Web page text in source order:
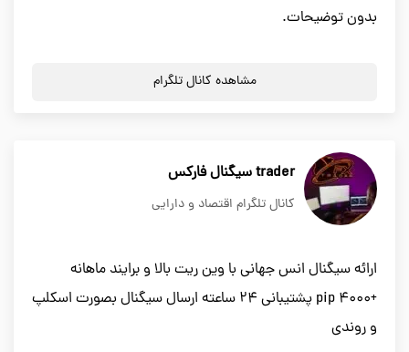
بدون توضیحات.
مشاهده کانال تلگرام
trader سیگنال فارکس
کانال تلگرام اقتصاد و دارایی
ارائه سیگنال انس جهانی با وین ریت بالا و برایند ماهانه
+4000 pip پشتیبانی 24 ساعته ارسال سیگنال بصورت اسکلپ
و روندی